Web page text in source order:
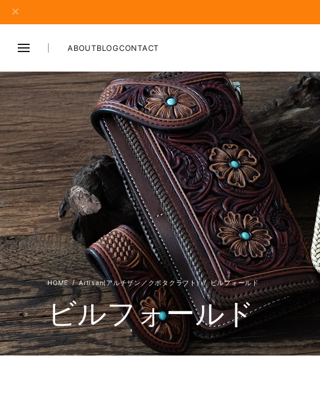
ABOUTBLOGCONTACT
Artisan(アルチザン／クボタクラフト) ビルフォールド
ビルフォールド